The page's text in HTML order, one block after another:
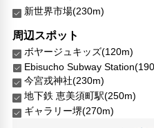
新世界市場(230m)
周辺スポット
ボヤージュキッズ(120m)
Ebisucho Subway
今宮戎神社(230m)
地下鉄 恵美須町駅(250m)
ギャラリー堺(270m)